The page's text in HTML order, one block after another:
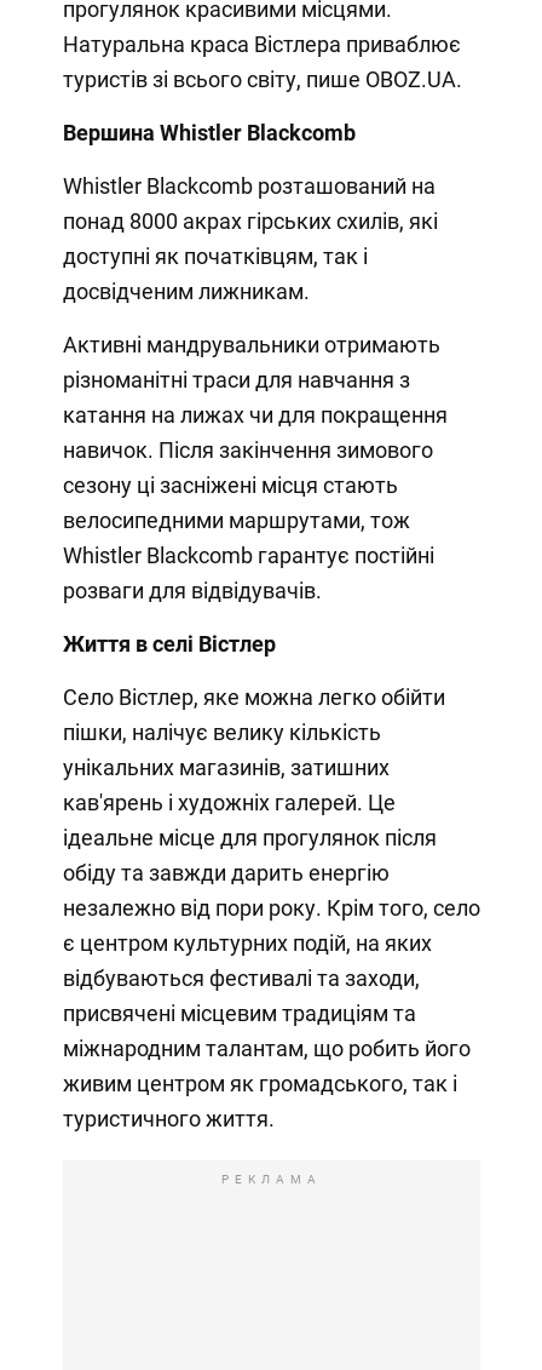
прогулянок красивими місцями.
Натуральна краса Вістлера приваблює
туристів зі всього світу, пише OBOZ.UA.
Вершина Whistler Blackcomb
Whistler Blackcomb розташований на
понад 8000 акрах гірських схилів, які
доступні як початківцям, так і
досвідченим лижникам.
Активні мандрувальники отримають
різноманітні траси для навчання з
катання на лижах чи для покращення
навичок. Після закінчення зимового
сезону ці засніжені місця стають
велосипедними маршрутами, тож
Whistler Blackcomb гарантує постійні
розваги для відвідувачів.
Життя в селі Вістлер
Село Вістлер, яке можна легко обійти
пішки, налічує велику кількість
унікальних магазинів, затишних
кав'ярень і художніх галерей. Це
ідеальне місце для прогулянок після
обіду та завжди дарить енергію
незалежно від пори року. Крім того, село
є центром культурних подій, на яких
відбуваються фестивалі та заходи,
присвячені місцевим традиціям та
міжнародним талантам, що робить його
живим центром як громадського, так і
туристичного життя.
РЕКЛАМА